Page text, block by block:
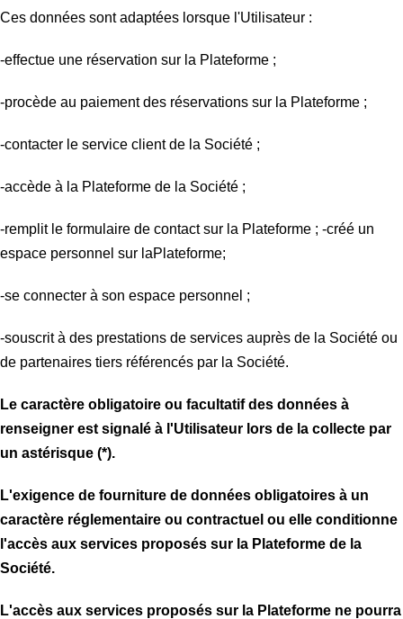
Ces données sont adaptées lorsque l'Utilisateur :
-effectue une réservation sur la Plateforme ;
-procède au paiement des réservations sur la Plateforme ;
-contacter le service client de la Société ;
-accède à la Plateforme de la Société ;
-remplit le formulaire de contact sur la Plateforme ; -créé un
espace personnel sur laPlateforme;
-se connecter à son espace personnel ;
-souscrit à des prestations de services auprès de la Société ou
de partenaires tiers référencés par la Société.
Le caractère obligatoire ou facultatif des données à
renseigner est signalé à l'Utilisateur lors de la collecte par
un astérisque (*).
L'exigence de fourniture de données obligatoires à un
caractère réglementaire ou contractuel ou elle conditionne
l'accès aux services proposés sur la Plateforme de la
Société.
L'accès aux services proposés sur la Plateforme ne pourra